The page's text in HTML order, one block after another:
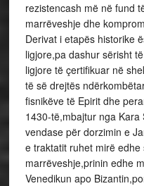
rezistencash më në fund
marrëveshje dhe
Derivat i etapës historike
ligjore,pa dashur sërisht
ligjore të çertifikuar në
të së drejtës
fisnikëve të Epirit dhe
1430-të,mbajtur nga
vendase për dorzimin e
e traktatit ruhet mirë edhe
marrëveshje,prinin edhe
Venedikun apo